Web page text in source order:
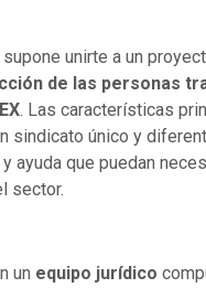
unirte a un
de las personas
. Las características
sindicato único y
ayuda que puedan
sector.
un equipo jurídico